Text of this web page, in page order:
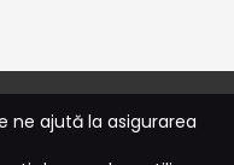
ne ajută la asigurarea
Soft